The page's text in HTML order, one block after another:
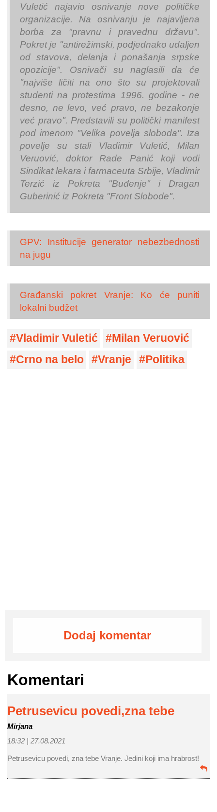
Vuletić najavio osnivanje nove političke
organizacije. Na osnivanju je najavljena
borba za "pravnu i pravednu državu".
Pokret je "antirežimski, podjednako udaljen
od stavova, delanja i ponašanja srpske
opozicije". Osnivači su naglasili da će
"najviše ličiti na ono što su projektovali
studenti na protestima 1996. godine - ne
desno, ne levo, već pravo, ne bezakonje
već pravo". Predstavili su politički manifest
pod imenom "Velika povelja sloboda". Iza
povelje su stali Vladimir Vuletić, Milan
Veruović, doktor Rade Panić koji vodi
Sindikat lekara i farmaceuta Srbije, Vladimir
Terzić iz Pokreta "Buđenje" i Dragan
Guberinić iz Pokreta "Front Slobode".
GPV: Institucije generator nebezbednosti
na jugu
Građanski pokret Vranje: Ko će puniti
lokalni budžet
Vladimir Vuletić
Milan Veruović
Crno na belo
Vranje Politika
Dodaj komentar
Komentari
Petrusevicu povedi,zna tebe
Mirjana
18:32 | 27.08.2021
Petrusevicu povedi, zna tebe Vranje. Jedini koji ima hrabrost!